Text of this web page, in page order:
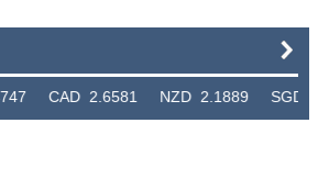
2.6581 NZD 2.1889 SGD